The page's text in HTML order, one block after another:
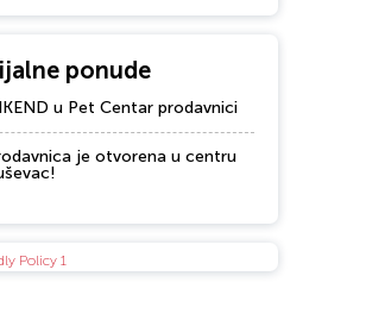
ponude
u Pet Centar prodavnici
je otvorena u centru